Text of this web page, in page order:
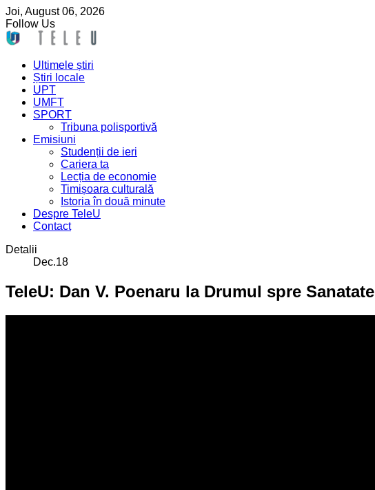
Joi, August06, 2026
Follow Us
Ultimele știri
Știri locale
UPT
UMFT
SPORT
Tribuna polisportivă
Emisiuni
Studenții de ieri
Cariera ta
Lecția de economie
Timișoara culturală
Istoria în două minute
Despre TeleU
Contact
Detalii
Dec.18
TeleU: Dan V. Poenaru la Drumul spre Sanatate